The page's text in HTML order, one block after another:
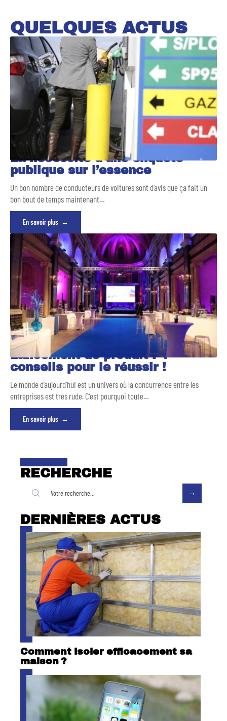
QUELQUES ACTUS
La nécessité d’une enquête
publique sur l’essence
Un bon nombre de conducteurs de voitures sont d’avis que ça fait un
bon bout de temps maintenant…
En savoir plus
Lancement de produit : 4
conseils pour le réussir !
Le monde d’aujourd’hui est un univers où la concurrence entre les
entreprises est très rude. C’est pourquoi toute…
En savoir plus
RECHERCHE
DERNIÈRES ACTUS
Comment isoler efficacement sa
maison ?